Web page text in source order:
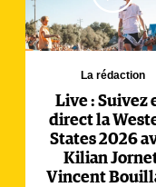
La rédaction
Live : Suivez
direct la
States 2026
Kilian
Vincent